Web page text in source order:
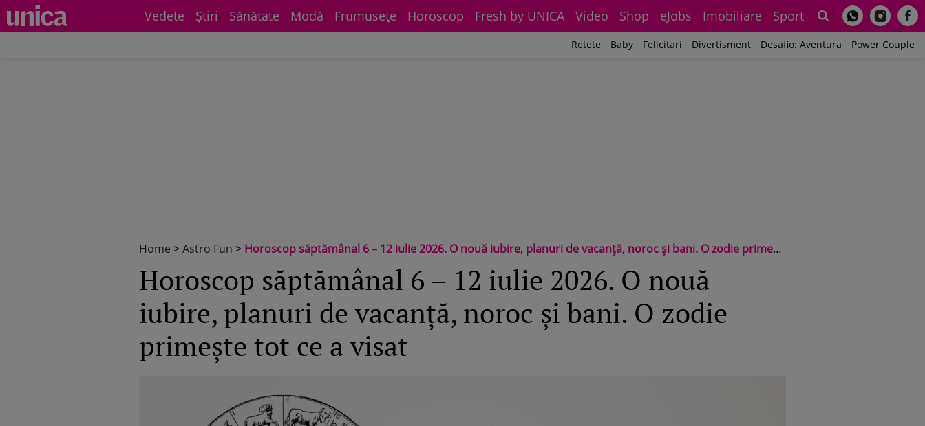
Vedete Știri Sănătate Modă Frumuseţe Horoscop Fresh by UNICA Video Shop eJobs Imobiliare Sport
Retete Baby Felicitari Divertisment Desafio: Aventura Power Couple
Home >Astro Fun > Horoscop săptămânal 6 – 12 iulie 2026. O nouă iubire, planuri de vacanță, noroc și bani. O zodie primește tot ce a visat
Horoscop săptămânal 6 – 12 iulie 2026. O nouă
iubire, planuri de vacanță, noroc și bani. O zodie
primește tot ce a visat